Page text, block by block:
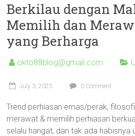
Berkilau dengan
Memilih dan
yang Berharga
okto88blog@gmail.com
July 3, 2025 0 Comment
Trend perhiasan emas/perak,
merawat & memilih perhiasan
selalu hangat, dan tak ada habisnya